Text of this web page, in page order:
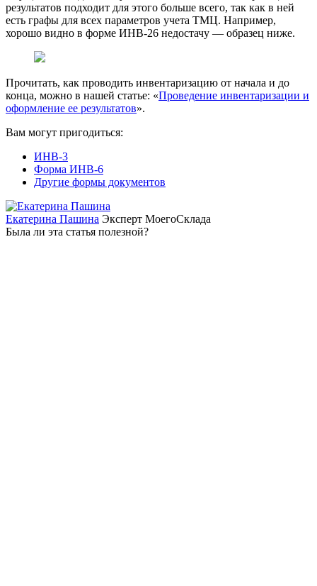
результатов подходит для этого больше всего, так как в ней
есть графы для всех параметров учета ТМЦ. Например,
хорошо видно в форме ИНВ-26 недостачу — образец ниже.
Прочитать, как проводить инвентаризацию от начала и до
конца, можно в нашей статье: «Проведение инвентаризации и
оформление ее результатов».
Вам могут пригодиться:
ИНВ-3
Форма ИНВ-6
Другие формы документов
Екатерина Пашина Эксперт МоегоСклада
Была ли эта статья полезной?